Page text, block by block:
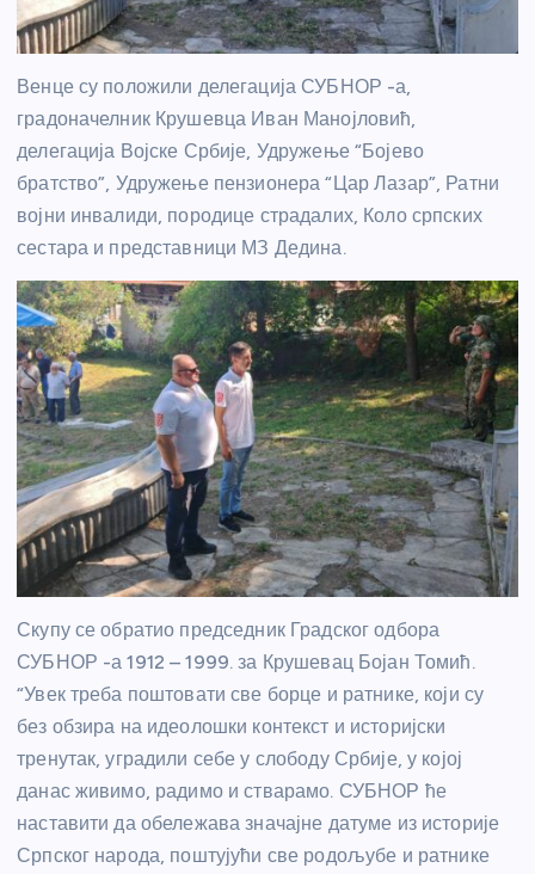
Венце су положили делегација СУБНОР -а,
градоначелник Крушевца Иван Манојловић,
делегација Војске Србије, Удружење “Бојево
братство”, Удружење пензионера “Цар Лазар”, Ратни
војни инвалиди, породице страдалих, Коло српских
сестара и представници МЗ Дедина.
Скупу се обратио председник Градског одбора
СУБНОР -а 1912 – 1999. за Крушевац Бојан Томић.
“Увек треба поштовати све борце и ратнике, који су
без обзира на идеолошки контекст и историјски
тренутак, уградили себе у слободу Србије, у којој
данас живимо, радимо и стварамо. СУБНОР ће
наставити да обележава значајне датуме из историје
Српског народа, поштујући све родољубе и ратнике